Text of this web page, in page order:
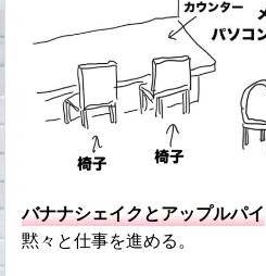
バナナシェイクとアップルパイ
黙々と仕事を進める。